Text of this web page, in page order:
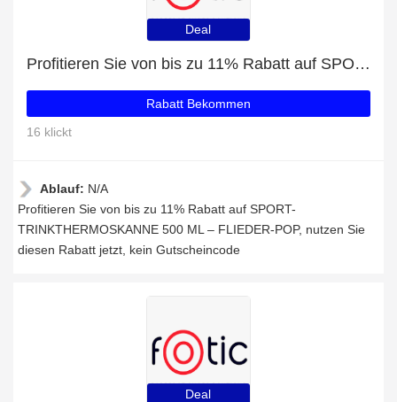
Deal
Profitieren Sie von bis zu 11% Rabatt auf SPORT-TRINKTHERMOSKANNE 500 ML – FLIEDER-POP
Rabatt Bekommen
16 klickt
Ablauf: N/A
Profitieren Sie von bis zu 11% Rabatt auf SPORT-
TRINKTHERMOSKANNE 500 ML – FLIEDER-POP, nutzen Sie
diesen Rabatt jetzt, kein Gutscheincode
Deal